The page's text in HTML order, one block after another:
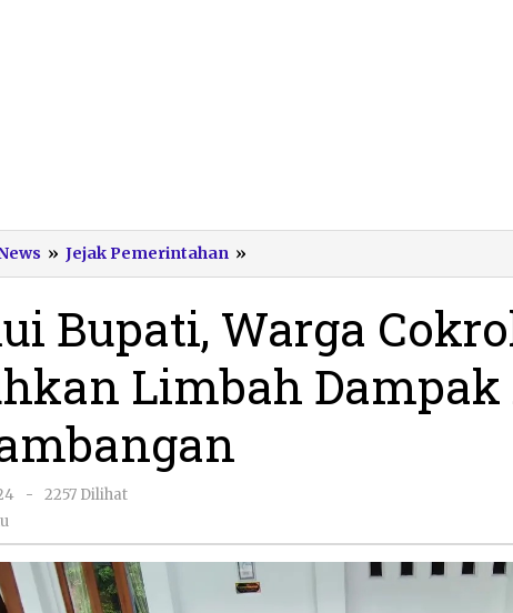
» Jejak Pemerintahan »
Bupati,
Cokrokembang
Keluhkan
Limbah
Dampak
Bupati, Warga
Limbah
oleh
-
2257 Dilihat